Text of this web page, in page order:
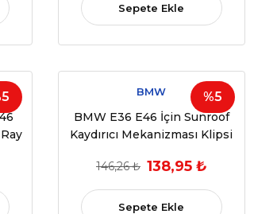
Sepete Ekle
%5
BMW
BMW E36 E46 İçin Sunroof
Kaydırıcı Mekanizması Klipsi
(OEM:54138246025)
146,26 ₺ 138,95 ₺
Sepete Ekle